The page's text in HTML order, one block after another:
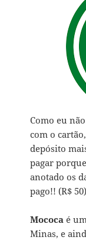
Como eu
com o
depósito
pagar
anotado os
pago!! (R$
Mococaé
Minas, e